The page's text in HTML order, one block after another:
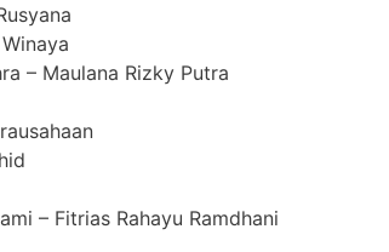
– Maulana Rizky Putra
– Fitrias Rahayu Ramdhani